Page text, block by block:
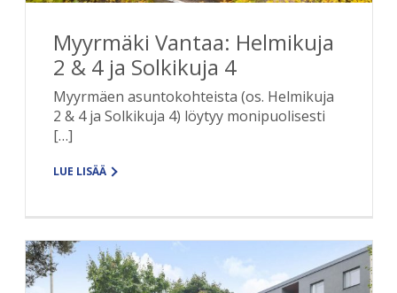
Myyrmäki Vantaa: Helmikuja
2 & 4 ja Solkikuja 4
Myyrmäen asuntokohteista (os. Helmikuja
2 & 4 ja Solkikuja 4) löytyy monipuolisesti
[…]
LUE LISÄÄ